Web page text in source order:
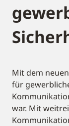
Mit dem
für
war. Mit